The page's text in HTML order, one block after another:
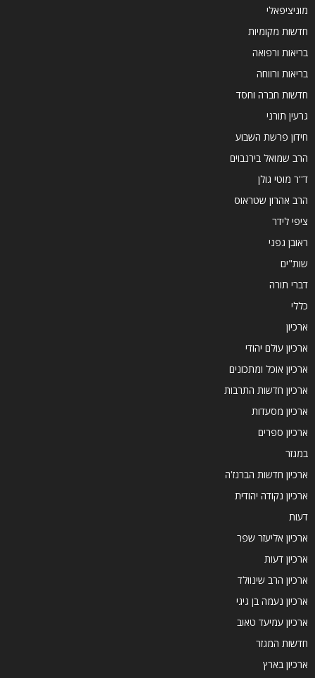
מוניציפאלי
חדשות מקומיות
בריאות ורפואה
בריאות ורווחה
חדשות חברה וחסד
גרעין תורני
חידון פרשת השבוע
הרב שמואל בירנבוים
ד''ר מוטי גולן
הרב אהרון שטראוס
ציפי לידר
ראובן גפני
שות"ים
דברי תורה
כללי
ארכיון
ארכיון עולם יהודי
ארכיון אוכל ומתכונים
ארכיון חדשות התרבות
ארכיון מסעדות
ארכיון ספרים
במגזר
ארכיון חדשות הברנז'ה
ארכיון נקודה יהודית
דעות
ארכיון אליעזר שפר
ארכיון דעות
ארכיון הרב שינוולד
ארכיון נעמה בן גיגי
ארכיון עמיעד טאוב
חדשות המגזר
ארכיון בארץ